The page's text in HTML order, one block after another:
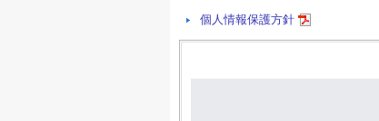
個人情報保護方針